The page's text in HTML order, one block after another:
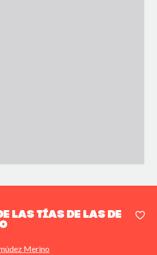
las tías de las de
Merino